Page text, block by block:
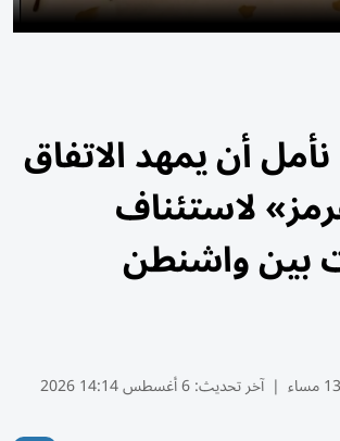
أن يمهد الاتفاق
لاستئناف
بين واشنطن
| آخر تحديث:6 أغسطس 14:14 2026